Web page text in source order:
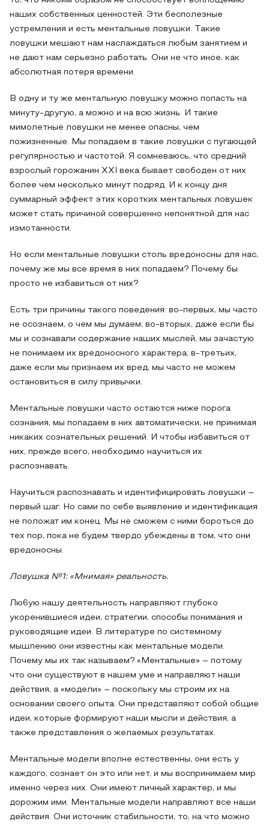
наших собственных ценностей. Эти бесполезные
устремления и есть ментальные ловушки. Такие
ловушки мешают нам наслаждаться любым занятием и
не дают нам серьезно работать. Они не что иное, как
абсолютная потеря времени.
В одну и ту же ментальную ловушку можно попасть на
минуту-другую, а можно и на всю жизнь. И такие
мимолетные ловушки не менее опасны, чем
пожизненные. Мы попадаем в такие ловушки с пугающей
регулярностью и частотой. Я сомневаюсь, что средний
взрослый горожанин XXI века бывает свободен от них
более чем несколько минут подряд. И к концу дня
суммарный эффект этих коротких ментальных ловушек
может стать причиной совершенно непонятной для нас
измотанности.
Но если ментальные ловушки столь вредоносны для нас,
почему же мы все время в них попадаем? Почему бы
просто не избавиться от них?
Есть три причины такого поведения: во-первых, мы часто
не осознаем, о чем мы думаем; во-вторых, даже если бы
мы и сознавали содержание наших мыслей, мы зачастую
не понимаем их вредоносного характера; в-третьих,
даже если мы признаем их вред, мы часто не можем
остановиться в силу привычки.
Ментальные ловушки часто остаются ниже порога
сознания, мы попадаем в них автоматически, не принимая
никаких сознательных решений. И чтобы избавиться от
них, прежде всего, необходимо научиться их
распознавать.
Научиться распознавать и идентифицировать ловушки –
первый шаг. Но сами по себе выявление и идентификация
не положат им конец. Мы не сможем с ними бороться до
тех пор, пока не будем твердо убеждены в том, что они
вредоносны.
Ловушка №1: «Мнимая» реальность.
Лю6ую нашу деятельность направляют глубоко
укоренившиеся идеи, стратегии, способы понимания и
руководящие идеи. В литературе по системному
мышлению они известны как ментальные модели.
Почему мы их так называем? «Ментальные» – потому
что они существуют в нашем уме и направляют наши
действия, а «модели» – поскольку мы строим их на
основании своего опыта. Они представляют собой общие
идеи, которые формируют наши мысли и действия, а
также представления о желаемых результатах.
Ментальные модели вполне естественны, они есть у
каждого, сознает он это или нет, и мы воспринимаем мир
именно через них. Они имеют личный характер, и мы
дорожим ими. Ментальные модели направляют все наши
действия. Они источник стабильности, то, на что можно